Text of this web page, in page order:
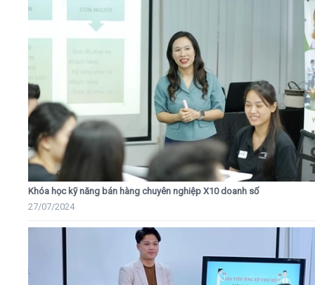
Khóa học kỹ năng bán hàng chuyên nghiệp X10 doanh số
27/07/2024